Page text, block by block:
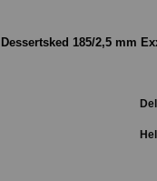
185/2,5 mm